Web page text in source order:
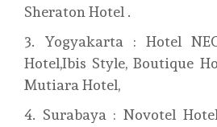
Sheraton Hotel .
Yogyakarta : Hotel
Hotel,Ibis Style, Boutique
Mutiara Hotel,
Surabaya : Novotel